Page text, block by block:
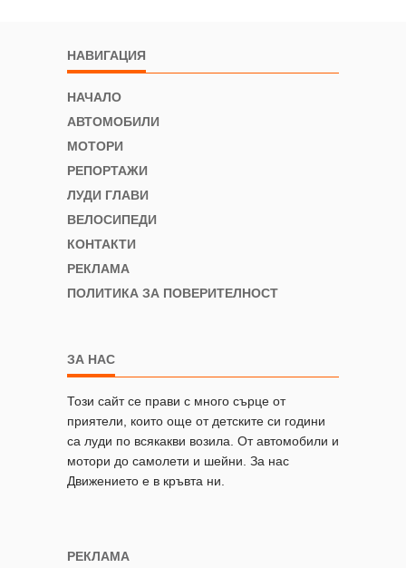
НАВИГАЦИЯ
НАЧАЛО
АВТОМОБИЛИ
МОТОРИ
РЕПОРТАЖИ
ЛУДИ ГЛАВИ
ВЕЛОСИПЕДИ
КОНТАКТИ
РЕКЛАМА
ПОЛИТИКА ЗА ПОВЕРИТЕЛНОСТ
ЗА НАС
Този сайт се прави с много сърце от
приятели, които още от детските си години
са луди по всякакви возила. От автомобили и
мотори до самолети и шейни. За нас
Движението е в кръвта ни.
РЕКЛАМА